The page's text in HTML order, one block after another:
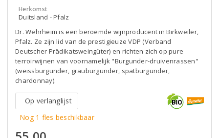
Herkomst
Duitsland - Pfalz
Dr. Wehrheim is een beroemde wijnproducent in Birkweiler,
Pfalz. Ze zijn lid van de prestigieuze VDP (Verband
Deutscher Prädikatsweingüter) en richten zich op pure
terroirwijnen van voornamelijk "Burgunder-druivenrassen"
(weissburgunder, grauburgunder, spätburgunder,
chardonnay).
Op verlanglijst
Nog 1 fles beschikbaar